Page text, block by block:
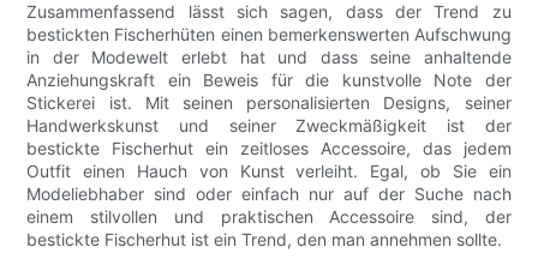
Zusammenfassend lässt sich sagen, dass der Trend zu
bestickten Fischerhüten einen bemerkenswerten Aufschwung
in der Modewelt erlebt hat und dass seine anhaltende
Anziehungskraft ein Beweis für die kunstvolle Note der
Stickerei ist. Mit seinen personalisierten Designs, seiner
Handwerkskunst und seiner Zweckmäßigkeit ist der
bestickte Fischerhut ein zeitloses Accessoire, das jedem
Outfit einen Hauch von Kunst verleiht. Egal, ob Sie ein
Modeliebhaber sind oder einfach nur auf der Suche nach
einem stilvollen und praktischen Accessoire sind, der
bestickte Fischerhut ist ein Trend, den man annehmen sollte.